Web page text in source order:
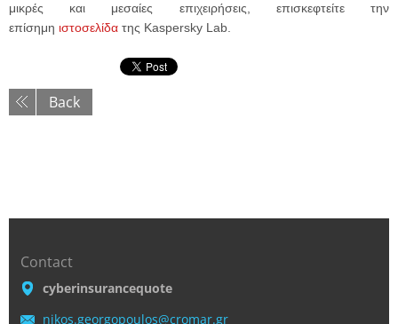
μικρές και μεσαίες επιχειρήσεις, επισκεφτείτε την
επίσημη ιστοσελίδα της Kaspersky Lab.
Back
Contact
cyberinsurancequote
nikos.georgopoulos@cromar.gr